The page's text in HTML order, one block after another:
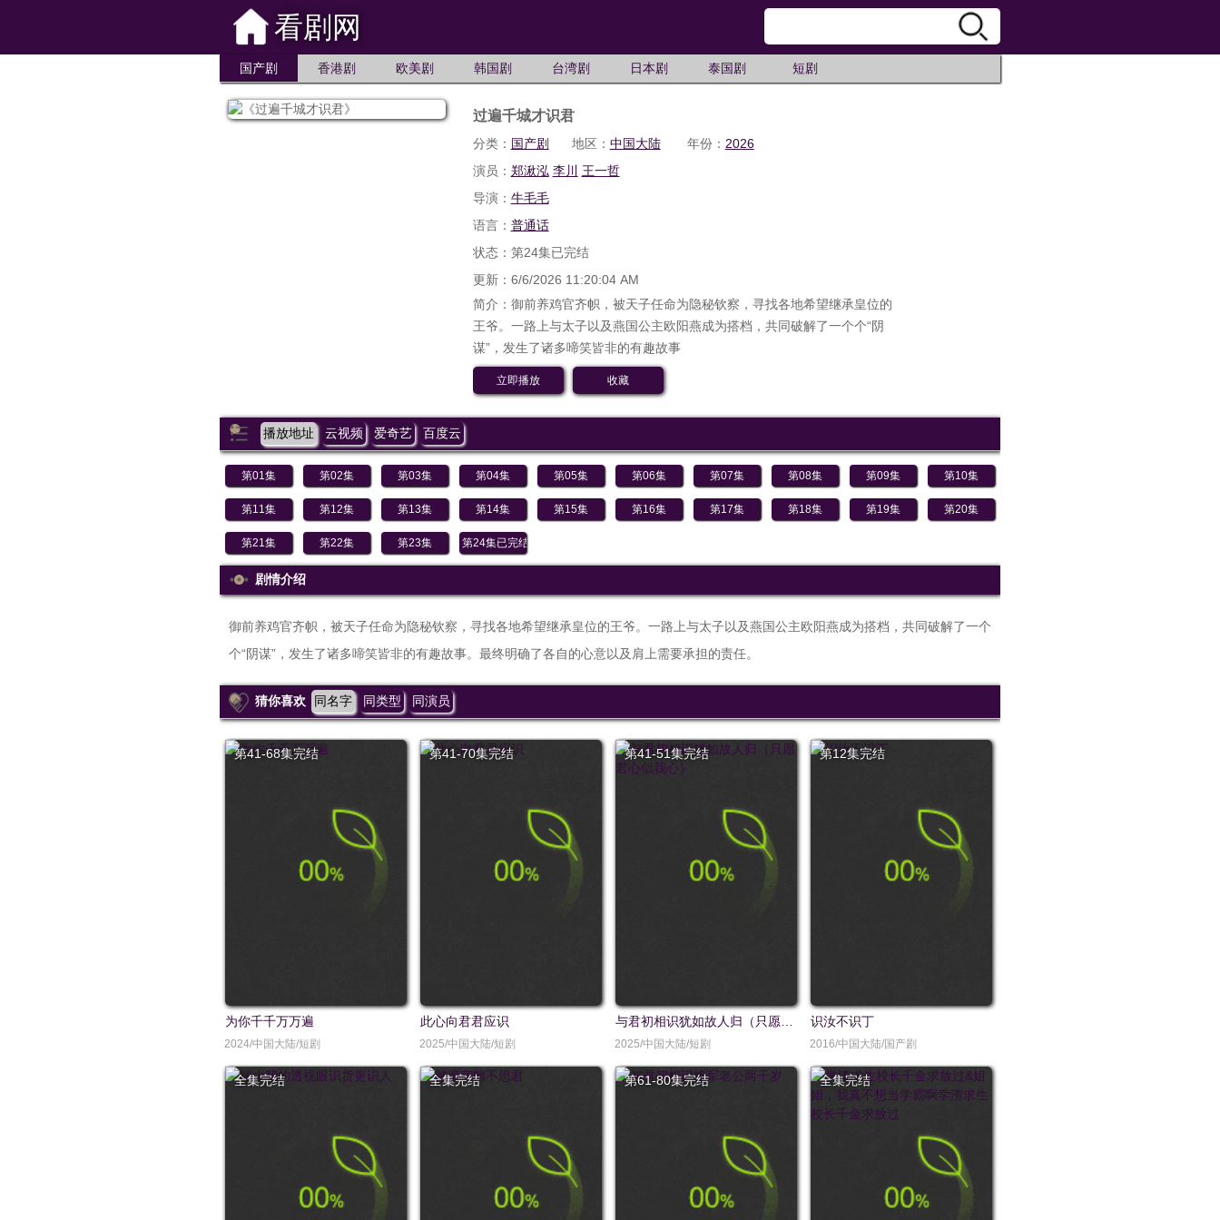
看剧网
国产剧 香港剧 欧美剧 韩国剧 台湾剧 日本剧 泰国剧 短剧
过遍千城才识君
分类： 国产剧 地区： 中国大陆 年份： 2026
演员： 郑湫泓 李川 王一哲
导演： 牛毛毛
语言： 普通话
状态：第24集已完结
更新：6/6/2026 11:20:04 AM
简介：御前养鸡官齐帜，被天子任命为隐秘钦察，寻找各地希望继承皇位的
王爷。一路上与太子以及燕国公主欧阳燕成为搭档，共同破解了一个个“阴
谋”，发生了诸多啼笑皆非的有趣故事
立即播放 收藏
播放地址 云视频 爱奇艺 百度云
第01集 第02集 第03集 第04集 第05集 第06集 第07集 第08集 第09集 第10集
第11集 第12集 第13集 第14集 第15集 第16集 第17集 第18集 第19集 第20集
第21集 第22集 第23集 第24集已完结
剧情介绍
御前养鸡官齐帜，被天子任命为隐秘钦察，寻找各地希望继承皇位的王爷。一路上与太子以及燕国公主欧阳燕成为搭档，共同破解了一个
个“阴谋”，发生了诸多啼笑皆非的有趣故事。最终明确了各自的心意以及肩上需要承担的责任。
猜你喜欢 同名字 同类型 同演员
第41-68集完结
为你千千万万遍
2024/中国大陆/短剧
第41-70集完结
此心向君君应识
2025/中国大陆/短剧
第41-51集完结
2025/中国大陆/短剧
第12集完结
识汝不识丁
2016/中国大陆/国产剧
全集完结 全集完结 第61-80集完结 全集完结